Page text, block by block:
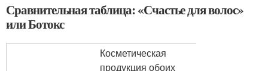
Сравнительная таблица: «Счастье для волос»
или Ботокс
Косметическая
продукция обоих